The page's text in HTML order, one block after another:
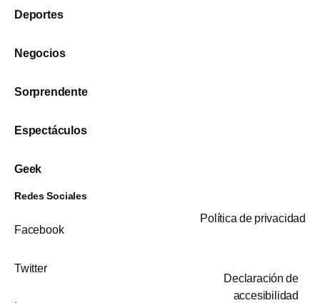
Deportes
Negocios
Sorprendente
Espectáculos
Geek
Redes Sociales
Facebook
Twitter
Política de privacidad
Declaración de
accesibilidad